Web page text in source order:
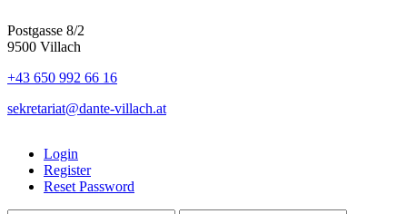
Postgasse 8/2
9500 Villach
+43 650 992 66 16
sekretariat@dante-villach.at
Login
Register
Reset Password